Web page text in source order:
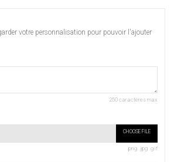
votre personnalisation pour pouvoir l'ajouter
250 caractères max
CHOOSE FILE
.png .jpg .gif